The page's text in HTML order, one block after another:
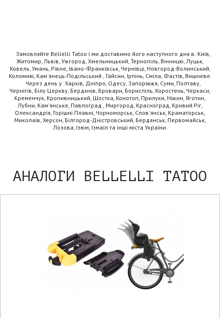
Замовляйте Bellelli Tatoo і ми доставимо його наступного дня в: Київ,
Житомир, Львів, Ужгород, Хмельницький, Тернопіль, Вінницю, Луцьк,
Ковель, Умань, Рівне, Івано-Франківськ, Чернівці, Новгород-Волинський,
Коломию, Кам'янець-Подільський , Гайсин, Ірпінь, Сміла, Фастів, Вишневе.
Через день у: Харків, Дніпро, Одесу, Запоріжжя, Суми, Полтаву,
Чернігів, Білу Церкву, Бердичів, Бровари, Бориспіль, Коростень, Черкаси,
Кременчук, Кропивницький, Шостка, Конотоп, Прилуки, Ніжин, Яготин,
Лубни, Кам'янське, Павлоград , Миргород, Красноград, Кривий Ріг,
Олександрія, Горішні Плавні, Чорноморськ, Слов'янськ, Краматорськ,
Миколаїв, Херсон, Білгород-Дністровський, Бердянськ, Первомайськ,
Лозова, Ізюм, Ізмаїл та інші міста України.
АНАЛОГИ BELLELLI TATOO